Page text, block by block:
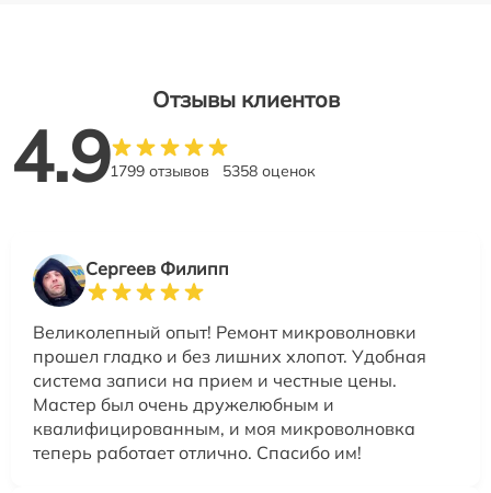
Отзывы клиентов
4.91799 отзывов 5358 оценок
Сергеев Филипп
Великолепный опыт! Ремонт микроволновки
прошел гладко и без лишних хлопот. Удобная
система записи на прием и честные цены.
Мастер был очень дружелюбным и
квалифицированным, и моя микроволновка
теперь работает отлично. Спасибо им!